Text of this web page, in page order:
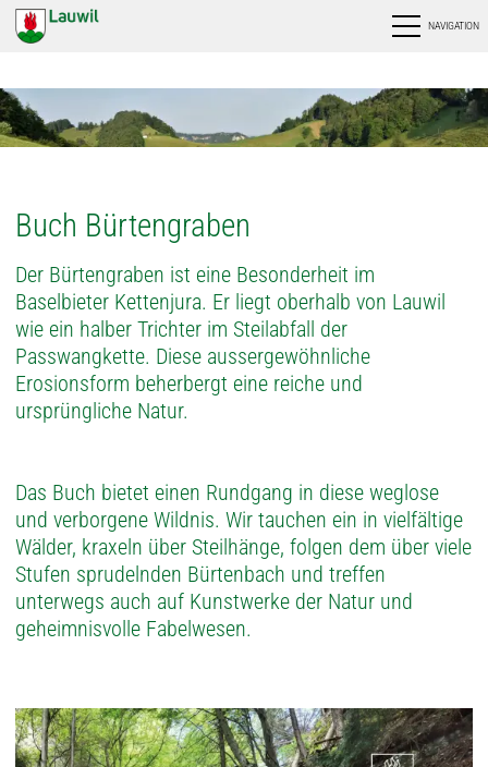
NAVIGATION
Buch Bürtengraben
Der Bürtengraben ist eine Besonderheit im
Baselbieter Kettenjura. Er liegt oberhalb von Lauwil
wie ein halber Trichter im Steilabfall der
Passwangkette. Diese aussergewöhnliche
Erosionsform beherbergt eine reiche und
ursprüngliche Natur.
Das Buch bietet einen Rundgang in diese weglose
und verborgene Wildnis. Wir tauchen ein in vielfältige
Wälder, kraxeln über Steilhänge, folgen dem über viele
Stufen sprudelnden Bürtenbach und treffen
unterwegs auch auf Kunstwerke der Natur und
geheimnisvolle Fabelwesen.